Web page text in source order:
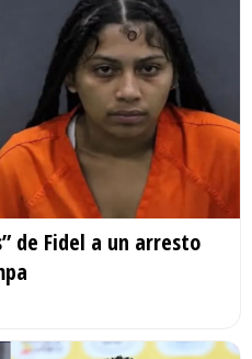
de Fidel a un arresto